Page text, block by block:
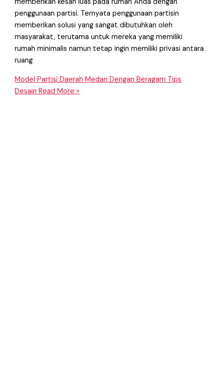
penggunaan partisi. Ternyata penggunaan partisin
memberikan solusi yang sangat dibutuhkan oleh
masyarakat, terutama untuk mereka yang memiliki
rumah minimalis namun tetap ingin memiliki privasi antara
ruang
Model Partisi Daerah Medan Dengan Beragam Tips
Desain Read More »